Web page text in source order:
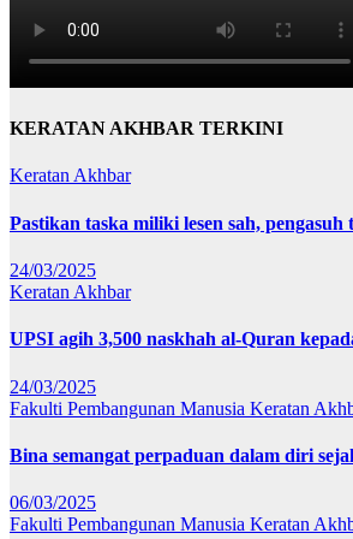
KERATAN AKHBAR TERKINI
Keratan Akhbar
Pastikan taska miliki lesen sah, pengasuh
24/03/2025
Keratan Akhbar
UPSI agih 3,500 naskhah al-Quran
24/03/2025
Fakulti Pembangunan Manusia Keratan
Bina semangat perpaduan dalam diri
06/03/2025
Fakulti Pembangunan Manusia Keratan